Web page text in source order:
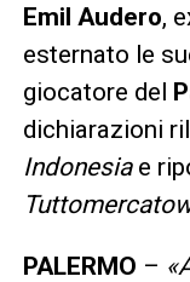
Emil Audero,
esternato le
giocatore del
dichiarazioni
Indonesiae
PALERMO –